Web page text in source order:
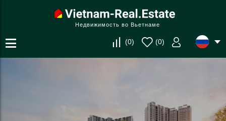
Недвижимость во Вьетнаме
(0) (0)